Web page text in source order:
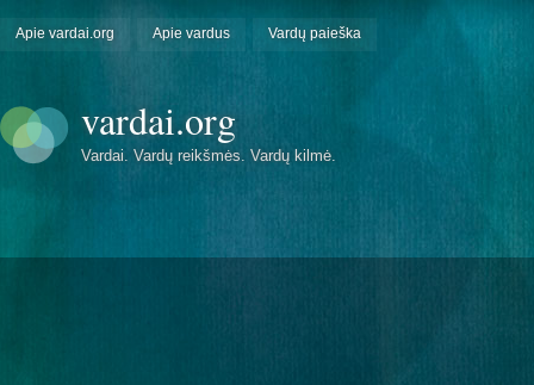
Apie vardai.org Apie vardus Vardų paieška
vardai.org
Vardai. Vardų reikšmės. Vardų kilmė.